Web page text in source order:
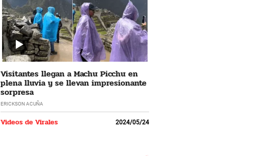
Visitantes llegan a Machu Picchu en
plena lluvia y se llevan impresionante
sorpresa
ERICKSON ACUÑA
Videos de Virales 2024/05/24